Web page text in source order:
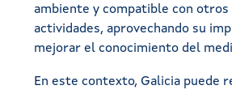
ambiente y compatible con otros
actividades, aprovechando su
mejorar el conocimiento del
En este contexto, Galicia puede